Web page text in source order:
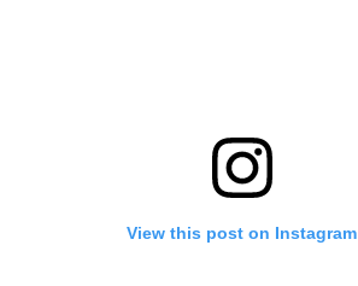
View this post on Instagram